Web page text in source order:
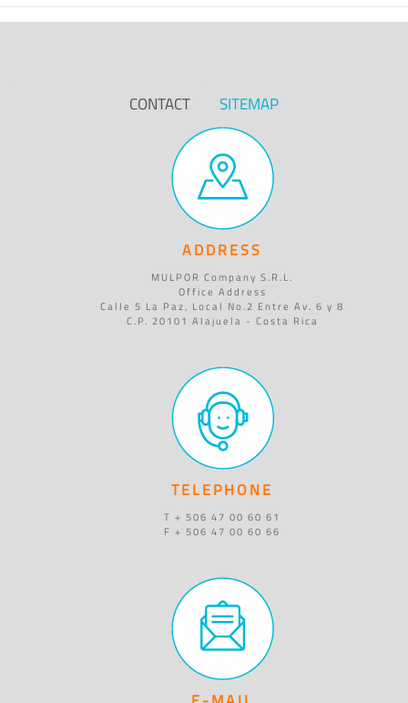
CONTACT SITEMAP
ADDRESS
MULPOR Company S.R.L.
Office Address
Calle 5 La Paz, Local No.2 Entre Av. 6 y 8
C.P. 20101 Alajuela - Costa Rica
TELEPHONE
T + 506 47 00 60 61
F + 506 47 00 60 66